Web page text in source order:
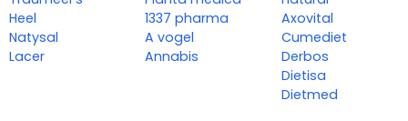
Heel
Natysal
Lacer
1337 pharma
A vogel
Annabis
Axovital
Cumediet
Derbos
Dietisa
Dietmed